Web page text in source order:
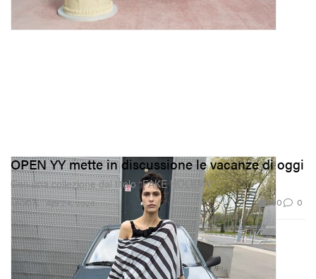
MODA
OPEN YY mette in discussione le vacanze di oggi
Con una collezione dal titolo “FAKE HOLIDAY.”
Apr 24, 2026 760 0